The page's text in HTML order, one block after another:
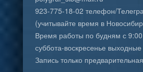
923-775-18-02 телефон/
(учитывайте время в
Время работы по будням с
суббота-воскресенье выходные
Запись только